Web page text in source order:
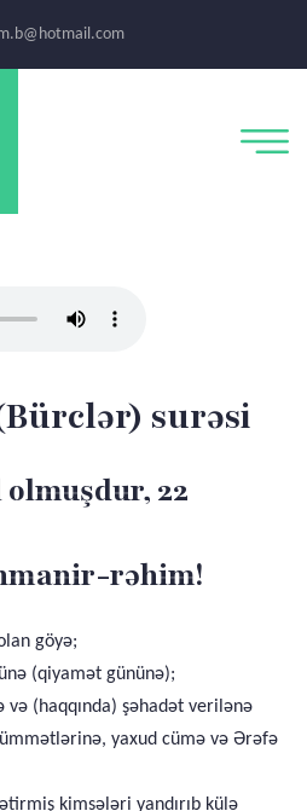
surəsi
22
rəhim!
göyə;
(qiyamət gününə);
və (haqqında) şəhadət verilənə
yaxud cümə və Ərəfə
kimsələri yandırıb külə